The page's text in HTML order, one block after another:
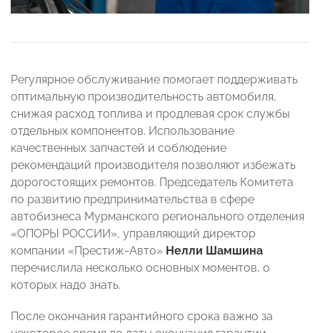
Регулярное обслуживание помогает поддерживать
оптимальную производительность автомобиля,
снижая расход топлива и продлевая срок службы
отдельных компонентов. Использование
качественных запчастей и соблюдение
рекомендаций производителя позволяют избежать
дорогостоящих ремонтов. Председатель Комитета
по развитию предпринимательства в сфере
автобизнеса Мурманского регионального отделения
«ОПОРЫ РОССИИ», управляющий директор
компании «Престиж-Авто» Нелли Шамшина
перечислила несколько основных моментов, о
которых надо знать.
После окончания гарантийного срока важно за